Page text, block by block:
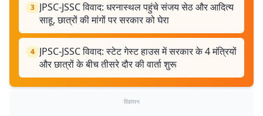
3 JPSC-JSSC विवाद: धरनास्थल पहुंचे संजय सेठ और आदित्य
साहू, छात्रों की मांगों पर सरकार को घेरा
4 JPSC-JSSC विवाद: स्टेट गेस्ट हाउस में सरकार के 4 मंत्रियों
और छात्रों के बीच तीसरे दौर की वार्ता शुरू
विज्ञापन